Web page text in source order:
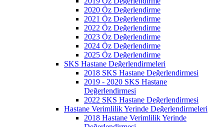
2020 Öz Değerlendirme
2021 Öz Değerlendirme
2022 Öz Değerlendirme
2023 Öz Değerlendirme
2024 Öz Değerlendirme
2025 Öz Değerlendirme
SKS Hastane Değerlendirmeleri
2018 SKS Hastane Değerlendirmesi
2019 - 2020 SKS Hastane
Değerlendirmesi
2022 SKS Hastane Değerlendirmesi
Hastane Verimlilik Yerinde Değerlendirmeleri
2018 Hastane Verimlilik Yerinde